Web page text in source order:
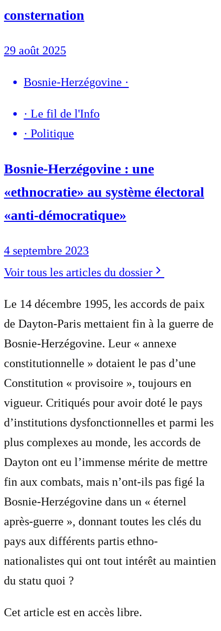
consternation
29 août 2025
Bosnie-Herzégovine ·
· Le fil de l'Info
· Politique
Bosnie-Herzégovine : une
«ethnocratie» au système électoral
«anti-démocratique»
4 septembre 2023
Voir tous les articles du dossier
Le 14 décembre 1995, les accords de paix
de Dayton-Paris mettaient fin à la guerre de
Bosnie-Herzégovine. Leur « annexe
constitutionnelle » dotaient le pas d’une
Constitution « provisoire », toujours en
vigueur. Critiqués pour avoir doté le pays
d’institutions dysfonctionnelles et parmi les
plus complexes au monde, les accords de
Dayton ont eu l’immense mérite de mettre
fin aux combats, mais n’ont-ils pas figé la
Bosnie-Herzégovine dans un « éternel
après-guerre », donnant toutes les clés du
pays aux différents partis ethno-
nationalistes qui ont tout intérêt au maintien
du statu quoi ?
Cet article est en accès libre.